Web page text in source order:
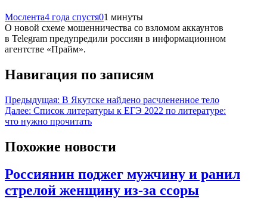
Мослента4 года спустя01 минуты
О новой схеме мошенничества со взломом аккаунтов
в Telegram предупредили россиян в информационном
агентстве «Прайм».
Навигация по записям
Предыдущая: В Якутске найдено расчлененное тело
Далее: Список литературы к ЕГЭ 2022 по литературе:
что нужно прочитать
Похожие новости
Россиянин поджег мужчину и ранил
стрелой женщину из-за ссоры